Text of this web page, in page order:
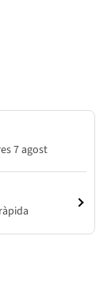
7 agost